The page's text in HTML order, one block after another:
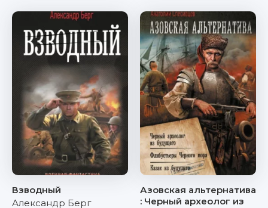
Взводный
Александр Берг
Азовская альтернатива
: Черный археолог из